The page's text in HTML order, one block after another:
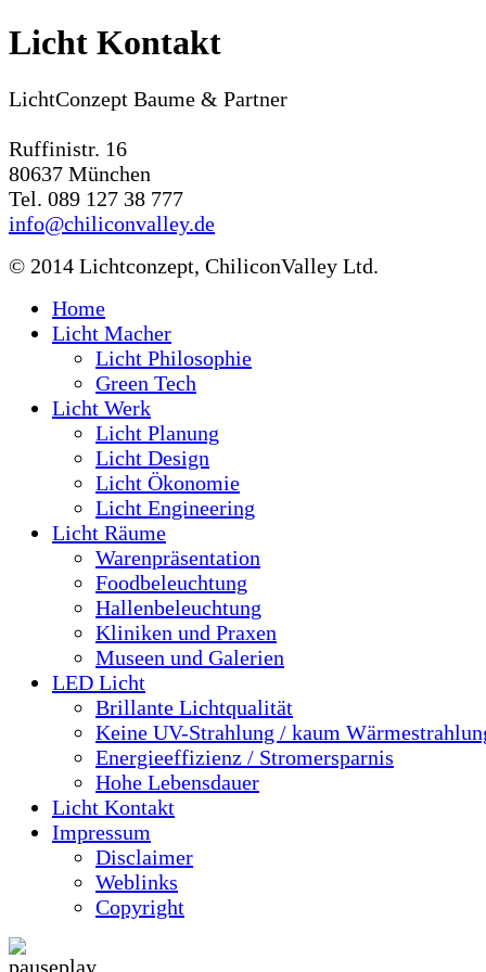
Licht Kontakt
LichtConzept Baume & Partner
Ruffinistr. 16
80637 München
Tel. 089 127 38 777
info@chiliconvalley.de
© 2014 Lichtconzept, ChiliconValley Ltd.
Home
Licht Macher
Licht Philosophie
Green Tech
Licht Werk
Licht Planung
Licht Design
Licht Ökonomie
Licht Engineering
Licht Räume
Warenpräsentation
Foodbeleuchtung
Hallenbeleuchtung
Kliniken und Praxen
Museen und Galerien
LED Licht
Brillante Lichtqualität
Keine UV-Strahlung / kaum
Energieeffizienz / Stromersparnis
Hohe Lebensdauer
Licht Kontakt
Impressum
Disclaimer
Weblinks
Copyright